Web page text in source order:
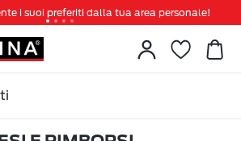
i suoi preferiti dalla tua area personale!
novità ti aspettano, non perderteli!
gratuita a partire da 49 €